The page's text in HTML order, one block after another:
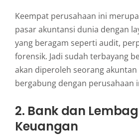
Keempat perusahaan ini
pasar akuntansi dunia dengan
yang beragam seperti audit,
forensik. Jadi sudah terbayang
akan diperoleh seorang akuntan
bergabung dengan perusahaan
2. Bank dan
Keuangan